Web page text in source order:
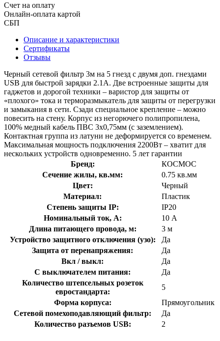
Счет на оплату
Онлайн-оплата картой
СБП
Описание и характеристики
Сертификаты
Отзывы
Черный сетевой фильтр 3м на 5 гнезд с двумя доп. гнездами
USB для быстрой зарядки 2.1А. Две встроенные защиты для
гаджетов и дорогой техники – варистор для защиты от
«плохого» тока и терморазмыкатель для защиты от перегрузки
и замыкания в сети. Сзади специальное крепление – можно
повесить на стену. Корпус из негорючего полипропилена,
100% медный кабель ПВС 3х0,75мм (с заземлением).
Контактная группа из латуни не деформируется со временем.
Максимальная мощность подключения 2200Вт – хватит для
нескольких устройств одновременно. 5 лет гарантии
Бренд:
КОСМОС
Сечение жилы, кв.мм:
0.75 кв.мм
Цвет:
Черный
Материал:
Пластик
Степень защиты IP:
IP20
Номинальный ток, А:
10 А
Длина питающего провода, м:
3 м
Устройство защитного отключения (узо):
Да
Защита от перенапряжения:
Да
Вкл / выкл:
Да
С выключателем питания:
Да
Количество штепсельных розеток
евростандарта:
5
Форма корпуса:
Прямоугольник
Сетевой помехоподавляющий фильтр:
Да
Количество разъемов USB:
2